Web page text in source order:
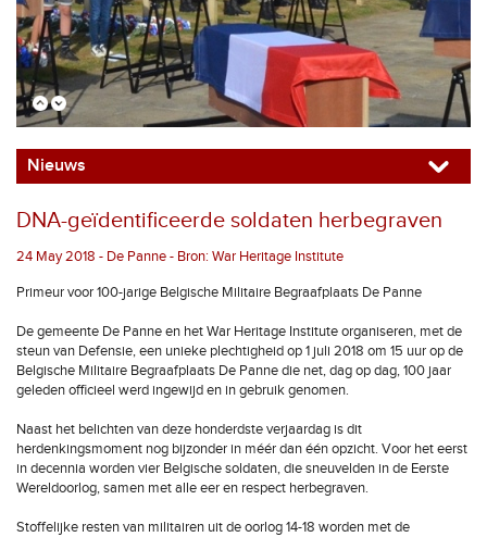
Nieuws
DNA-geïdentificeerde soldaten herbegraven
24 May 2018 - De Panne - Bron: War Heritage Institute
Primeur voor 100-jarige Belgische Militaire Begraafplaats De Panne
De gemeente De Panne en het War Heritage Institute organiseren, met de
steun van Defensie, een unieke plechtigheid op 1 juli 2018 om 15 uur op de
Belgische Militaire Begraafplaats De Panne die net, dag op dag, 100 jaar
geleden officieel werd ingewijd en in gebruik genomen.
Naast het belichten van deze honderdste verjaardag is dit
herdenkingsmoment nog bijzonder in méér dan één opzicht. Voor het eerst
in decennia worden vier Belgische soldaten, die sneuvelden in de Eerste
Wereldoorlog, samen met alle eer en respect herbegraven.
Stoffelijke resten van militairen uit de oorlog 14-18 worden met de